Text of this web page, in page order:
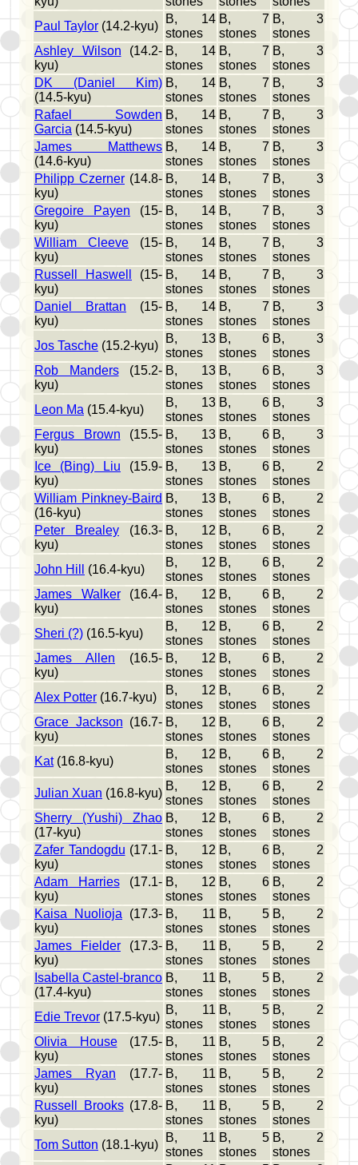
Paul Taylor (14.2-kyu)
B, 14
stones
B, 7
stones
B, 3
stones
Ashley Wilson (14.2-
kyu)
B, 14
stones
B, 7
stones
B, 3
stones
DK (Daniel Kim)
(14.5-kyu)
B, 14
stones
B, 7
stones
B, 3
stones
Rafael Sowden
Garcia (14.5-kyu)
B, 14
stones
B, 7
stones
B, 3
stones
James Matthews
(14.6-kyu)
B, 14
stones
B, 7
stones
B, 3
stones
Philipp Czerner (14.8-
kyu)
B, 14
stones
B, 7
stones
B, 3
stones
Gregoire Payen (15-
kyu)
B, 14
stones
B, 7
stones
B, 3
stones
William Cleeve (15-
kyu)
B, 14
stones
B, 7
stones
B, 3
stones
Russell Haswell
(15-
kyu)
B, 14
stones
B, 7
stones
B, 3
stones
Daniel Brattan (15-
kyu)
B, 14
stones
B, 7
stones
B, 3
stones
Jos Tasche (15.2-kyu)
B, 13
stones
B, 6
stones
B, 3
stones
Rob Manders(15.2-
kyu)
B, 13
stones
B, 6
stones
B, 3
stones
Leon Ma (15.4-kyu)
B, 13
stones
B, 6
stones
B, 3
stones
Fergus Brown (15.5-
kyu)
B, 13
stones
B, 6
stones
B, 3
stones
Ice (Bing) Liu (15.9-
kyu)
B, 13
stones
B, 6
stones
B, 2
stones
William Pinkney-Baird
(16-kyu)
B, 13
stones
B, 6
stones
B, 2
stones
Peter Brealey (16.3-
kyu)
B, 12
stones
B, 6
stones
B, 2
stones
John Hill
(16.4-kyu)
B, 12
stones
B, 6
stones
B, 2
stones
James Walker(16.4-
kyu)
B, 12
stones
B, 6
stones
B, 2
stones
Sheri (?) (16.5-kyu)
B, 12
stones
B, 6
stones
B, 2
stones
James Allen (16.5-
kyu)
B, 12
stones
B, 6
stones
B, 2
stones
Alex Potter (16.7-kyu)
B, 12
stones
B, 6
stones
B, 2
stones
Grace Jackson (16.7-
kyu)
B, 12
stones
B, 6
stones
B, 2
stones
Kat(16.8-kyu)
B, 12
stones
B, 6
stones
B, 2
stones
Julian Xuan (16.8-kyu)
B, 12
stones
B, 6
stones
B, 2
stones
Sherry (Yushi) Zhao
(17-kyu)
B, 12
stones
B, 6
stones
B, 2
stones
Zafer Tandogdu (17.1-
kyu)
B, 12
stones
B, 6
stones
B, 2
stones
Adam Harries(17.1-
kyu)
B, 12
stones
B, 6
stones
B, 2
stones
Kaisa Nuolioja (17.3-
kyu)
B, 11
stones
B, 5
stones
B, 2
stones
James Fielder (17.3-
kyu)
B, 11
stones
B, 5
stones
B, 2
stones
Isabella Castel-branco
(17.4-kyu)
B, 11
stones
B, 5
stones
B, 2
stones
Edie Trevor (17.5-kyu)
B, 11
stones
B, 5
stones
B, 2
stones
Olivia House(17.5-
kyu)
B, 11
stones
B, 5
stones
B, 2
stones
James Ryan (17.7-
kyu)
B, 11
stones
B, 5
stones
B, 2
stones
Russell Brooks(17.8-
kyu)
B, 11
stones
B, 5
stones
B, 2
stones
Tom Sutton (18.1-kyu)
B, 11
stones
B, 5
stones
B, 2
stones